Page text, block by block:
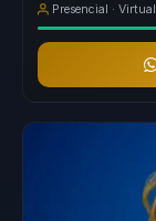
Presencial · Virtual